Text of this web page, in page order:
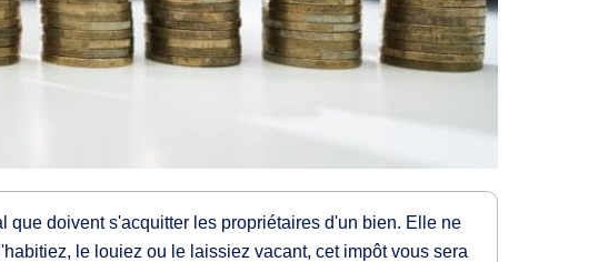
que doivent s'acquitter les propriétaires d'un bien. Elle ne
le louiez ou le laissiez vacant, cet impôt vous sera